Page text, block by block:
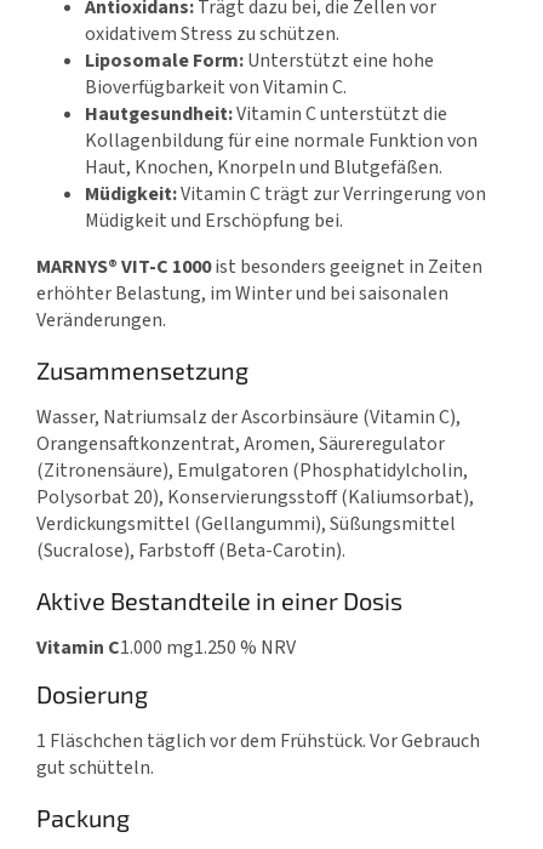
Antioxidans:Trägt dazu bei, die Zellen vor
oxidativem Stress zu schützen.
Liposomale Form:Unterstützt eine hohe
Bioverfügbarkeit von Vitamin C.
Hautgesundheit:Vitamin C unterstützt die
Kollagenbildung für eine normale Funktion von
Haut, Knochen, Knorpeln und Blutgefäßen.
Müdigkeit:Vitamin C trägt zur Verringerung von
Müdigkeit und Erschöpfung bei.
MARNYS® VIT-C 1000ist besonders geeignet in Zeiten
erhöhter Belastung, im Winter und bei saisonalen
Veränderungen.
Zusammensetzung
Wasser, Natriumsalz der Ascorbinsäure (Vitamin C),
Orangensaftkonzentrat, Aromen, Säureregulator
(Zitronensäure), Emulgatoren (Phosphatidylcholin,
Polysorbat 20), Konservierungsstoff (Kaliumsorbat),
Verdickungsmittel (Gellangummi), Süßungsmittel
(Sucralose), Farbstoff (Beta-Carotin).
Aktive Bestandteile in einer Dosis
Vitamin C1.000 mg1.250 % NRV
Dosierung
1 Fläschchen täglich vor dem Frühstück. Vor Gebrauch
gut schütteln.
Packung